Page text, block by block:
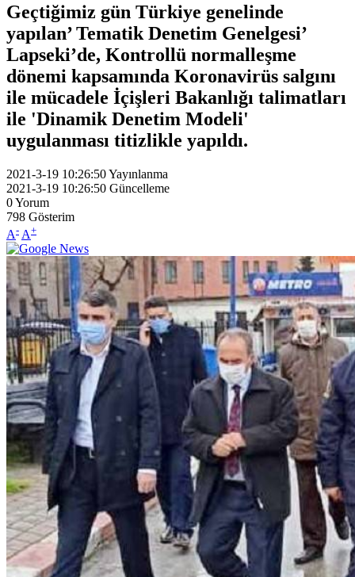
Geçtiğimiz gün Türkiye genelinde
yapılan’ Tematik Denetim Genelgesi’
Lapseki’de, Kontrollü normalleşme
dönemi kapsamında Koronavirüs salgını
ile mücadele İçişleri Bakanlığı talimatları
ile 'Dinamik Denetim Modeli'
uygulanması titizlikle yapıldı.
2021-3-19 10:26:50Yayınlanma
2021-3-19 10:26:50 Güncelleme
0Yorum
798 Gösterim
A- A+